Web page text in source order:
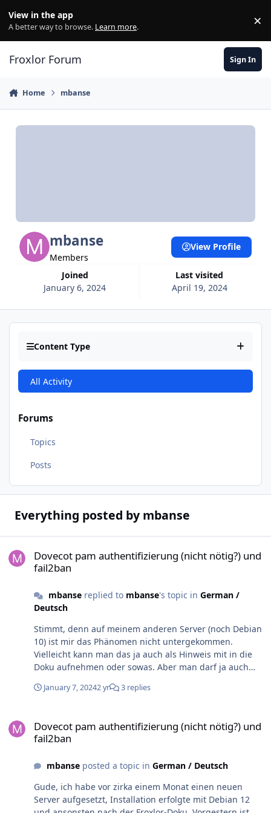
View in the app
A better way to browse. Learn more. ×
Froxlor Forum Sign In
Home mbanse
mbanse
Members
Joined
January 6, 2024
Last visited
April 19, 2024
View Profile
Content Type
All Activity
Forums
Topics
Posts
Everything posted by mbanse
Dovecot pam authentifizierung (nicht nötig?) und
fail2ban
mbansereplied to mbanse's topic in German /
Deutsch
Stimmt, denn auf meinem anderen Server (noch Debian
10) ist mir das Phänomen nicht untergekommen.
Vielleicht kann man das ja auch als Hinweis mit in die
Doku aufnehmen oder sowas. Aber man darf ja auch
Installation. Sprich an und für sich legt der User (wie
der Login dann aber doch klappt. Da liegt die
Aufmerksamkeit wieder im Detail ;D.
January 7, 20242 yr 3 replies
Dovecot pam authentifizierung (nicht nötig?) und
fail2ban
mbanseposted a topic in German / Deutsch
Gude, ich habe vor zirka einem Monat einen neuen
Server aufgesetzt, Installation erfolgte mit Debian 12